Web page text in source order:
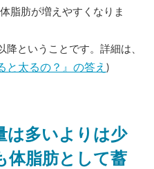
脂肪が増えやすくなりま
ということです。詳細は、
と太るの？』の答え )
は多いよりは少
体脂肪として蓄